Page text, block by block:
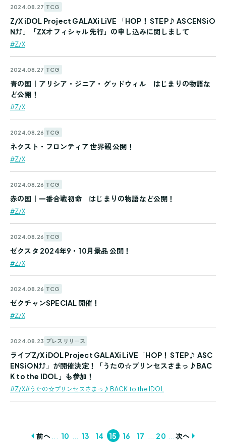
2024.08.27 TCG
#Z/X
Z/X iDOL Project GALAXi LiVE 「HOP！ STEP♪ ASCENSiO
N⤴⤴」「ZXオフィシャル先行」の申し込みに関しまして
2024.08.27 TCG
#Z/X
青の国｜アリシア・ジニア・グッドウィル はじまりの物語な
ど公開！
2024.08.26 TCG
#Z/X
ネクスト・フロンティア 世界観 公開！
2024.08.26 TCG
#Z/X
赤の国｜一番合戦初命 はじまりの物語など公開！
2024.08.26 TCG
#Z/X
ゼクスタ 2024年9・10月景品 公開！
2024.08.26 TCG
#Z/X
ゼクチャンSPECIAL 開催！
2024.08.23 プレスリリース
#Z/X#うたの☆プリンセスさまっ♪BACK to the IDOL
ライブZ/X iDOL Project GALAXi LiVE「HOP！ STEP♪ ASC
ENSiON⤴⤴」が開催決定！「うたの☆プリンセスさまっ♪BAC
K to the IDOL」も参加！
前へ 10 13 14 15 16 17 20 次へ